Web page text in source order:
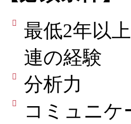
最低2年以
連の経験
分析力
コミュニケ